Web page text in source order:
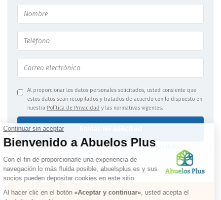
Al proporcionar los datos personales solicitados, usted consiente que
estos datos sean recopilados y tratados de acuerdo con lo dispuesto en
nuestra Política de Privacidad y las normativas vigentes.
Información jurídica|Confidencialidad de los datos
OBTENGA UNA LISTA PERSONALIZADA